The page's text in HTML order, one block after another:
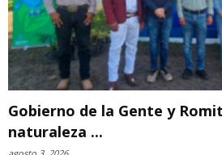
Gobierno de la Gente y
naturaleza ...